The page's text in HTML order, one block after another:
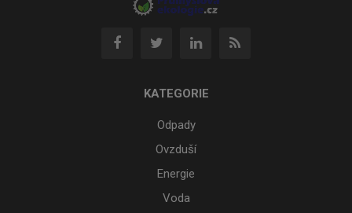
KATEGORIE
Odpady
Ovzduší
Energie
Voda